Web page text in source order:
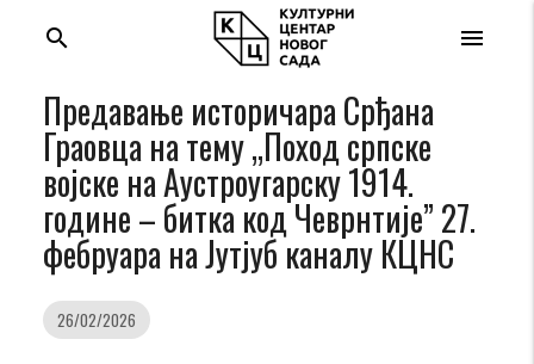
menu
search
Предавање историчара Срђана
Граовца на тему „Поход српске
војске на Аустроугарску 1914.
године – битка код Чеврнтије” 27.
фебруара на Јутјуб каналу КЦНС
26/02/2026